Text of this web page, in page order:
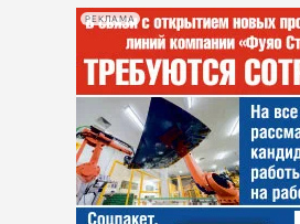
РЕКЛАМА